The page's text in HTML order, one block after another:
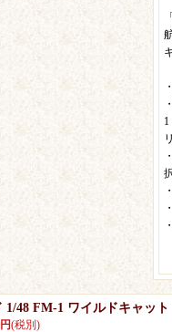
1/48 FM-1 ワイルドキャッ
(税別)